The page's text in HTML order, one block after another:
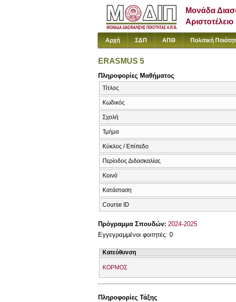
Μονάδα
Αρχή ΣΔΠ ΑΠΘ Πολιτική
ERASMUS 5
Πληροφορίες Μαθήματος
Τίτλος
Κωδικός
Σχολή
Τμήμα
Κύκλος / Επίπεδο
Περίοδος Διδασκαλίας
Κοινό
Κατάσταση
Course ID
Πρόγραμμα Σπουδών: 2024-2025
Εγγεγραμμένοι φοιτητές: 0
Κατεύθυνση
ΚΟΡΜΟΣ
Πληροφορίες Τάξης